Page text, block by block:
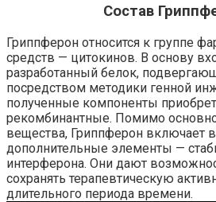
Состав
Гриппферон относится к группе
средств — цитокинов. В основу
разработанный белок,
посредством методики генной
полученные компоненты
рекомбинантные. Помимо
вещества, Гриппферон включает в
дополнительные элементы —
интерферона. Они дают
сохранять терапевтическую
длительного периода времени.